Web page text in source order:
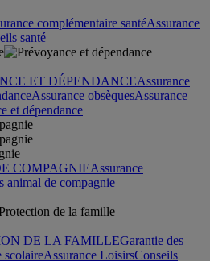
complémentaire santéAssurance
santé
ET DÉPENDANCEAssurance
Assurance obsèquesAssurance
et dépendance
COMPAGNIEAssurance
animal de compagnie
DE LA FAMILLEGarantie des
scolaireAssurance LoisirsConseils